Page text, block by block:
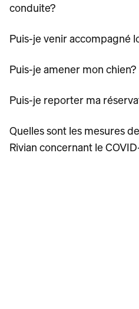
conduite?
Puis-je venir accompagné
Puis-je amener mon chien?
Puis-je reporter ma
Quelles sont les mesures
Rivian concernant le